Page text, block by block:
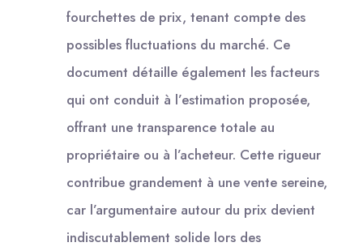
fourchettes de prix, tenant compte des
possibles fluctuations du marché. Ce
document détaille également les facteurs
qui ont conduit à l’estimation proposée,
offrant une transparence totale au
propriétaire ou à l’acheteur. Cette rigueur
contribue grandement à une vente sereine,
car l’argumentaire autour du prix devient
indiscutablement solide lors des